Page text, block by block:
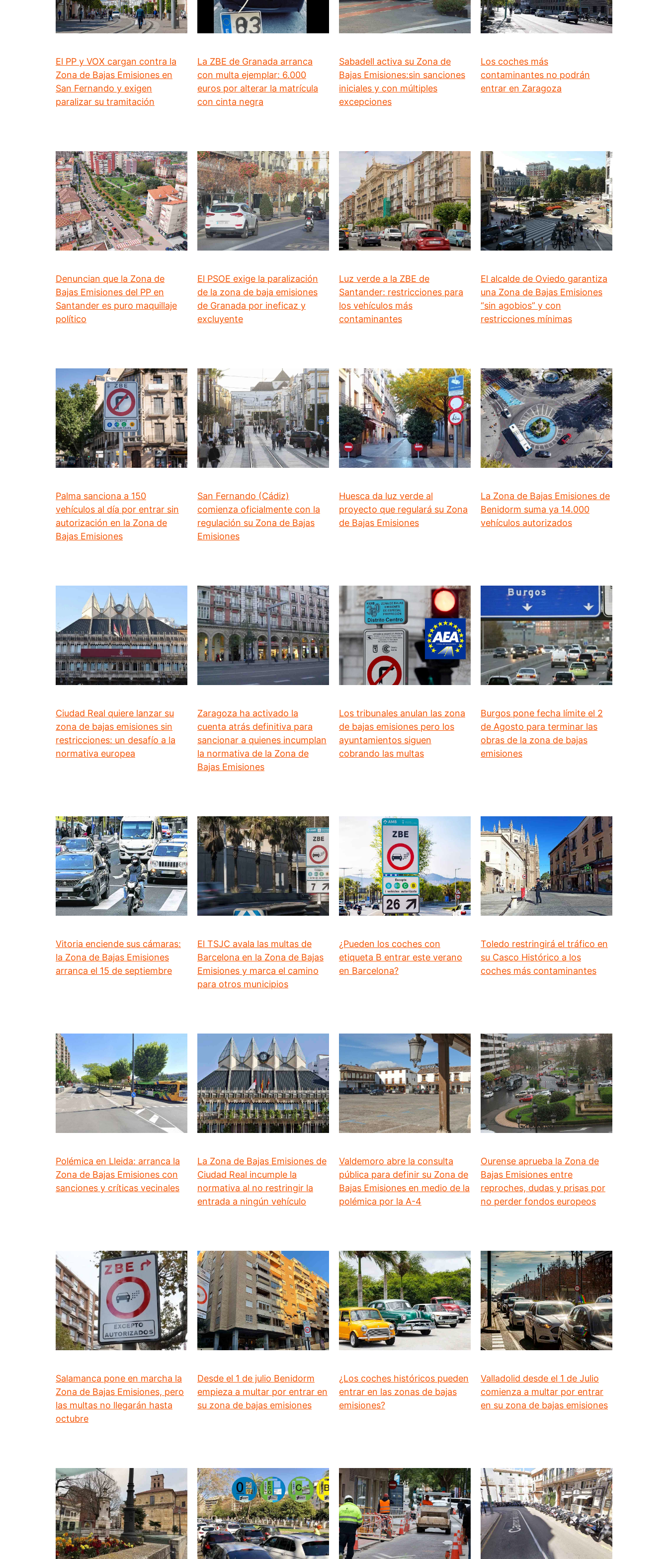
El PP y VOX cargan contra la
Zona de Bajas Emisiones en
San Fernando y exigen
paralizar su tramitación
La ZBE de Granada arranca
con multa ejemplar: 6.000
euros por alterar la matrícula
con cinta negra
Sabadell activa su Zona de
Bajas Emisiones:sin sanciones
iniciales y con múltiples
excepciones
Los coches más
contaminantes no podrán
entrar en Zaragoza
Denuncian que la Zona de
Bajas Emisiones del PP en
Santander es puro maquillaje
político
El PSOE exige la paralización
de la zona de baja emisiones
de Granada por ineficaz y
excluyente
Luz verde a la ZBE de
Santander: restricciones para
los vehículos más
contaminantes
El alcalde de Oviedo garantiza
una Zona de Bajas Emisiones
“sin agobios” y con
restricciones mínimas
Palma sanciona a 150
vehículos al día por entrar sin
autorización en la Zona de
Bajas Emisiones
San Fernando (Cádiz)
comienza oficialmente con la
regulación su Zona de Bajas
Emisiones
Huesca da luz verde al
proyecto que regulará su Zona
de Bajas Emisiones
La Zona de Bajas Emisiones de
Benidorm suma ya 14.000
vehículos autorizados
Ciudad Real quiere lanzar su
zona de bajas emisiones sin
restricciones: un desafío a la
normativa europea
Zaragoza ha activado la
cuenta atrás definitiva para
sancionar a quienes incumplan
la normativa de la Zona de
Bajas Emisiones
Los tribunales anulan las zona
de bajas emisiones pero los
ayuntamientos siguen
cobrando las multas
Burgos pone fecha límite el 2
de Agosto para terminar las
obras de la zona de bajas
emisiones
Vitoria enciende sus cámaras:
la Zona de Bajas Emisiones
arranca el 15 de septiembre
El TSJC avala las multas de
Barcelona en la Zona de Bajas
Emisiones y marca el camino
para otros municipios
¿Pueden los coches con
etiqueta B entrar este verano
en Barcelona?
Toledo restringirá el tráfico en
su Casco Histórico a los
coches más contaminantes
Polémica en Lleida: arranca la
Zona de Bajas Emisiones con
sanciones y críticas vecinales
La Zona de Bajas Emisiones de
Ciudad Real incumple la
normativa al no restringir la
entrada a ningún vehículo
Valdemoro abre la consulta
pública para definir su Zona de
Bajas Emisiones en medio de la
polémica por la A-4
Ourense aprueba la Zona de
Bajas Emisiones entre
reproches, dudas y prisas por
no perder fondos europeos
Salamanca pone en marcha la
Zona de Bajas Emisiones, pero
las multas no llegarán hasta
octubre
Desde el 1 de julio Benidorm
empieza a multar por entrar en
su zona de bajas emisiones
¿Los coches históricos pueden
entrar en las zonas de bajas
emisiones?
Valladolid desde el 1 de Julio
comienza a multar por entrar
en su zona de bajas emisiones